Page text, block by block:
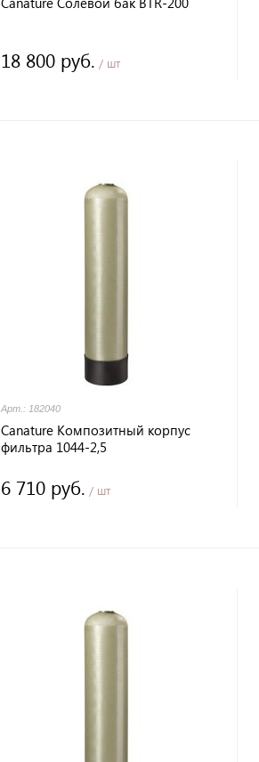
18 800 руб. / шт
Арт.: 182040
Canature Композитный корпус
фильтра 1044-2,5
6 710 руб. / шт